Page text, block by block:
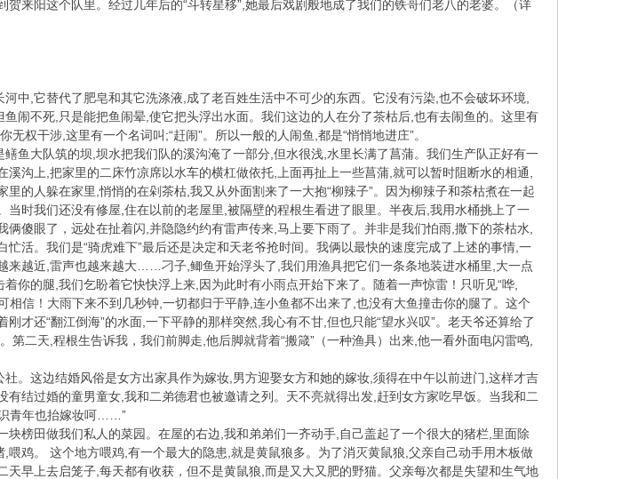
来阳这个队里。经过几年后的“斗转星移”,她最后戏剧般地成了我们的铁哥们老八的老婆。（详
中,它替代了肥皂和其它洗涤液,成了老百姓生活中不可少的东西。它没有污染,也不会破坏环境,
闹不死,只是能把鱼闹晕,使它把头浮出水面。我们这边的人在分了茶枯后,也有去闹鱼的。这里有
权干涉,这里有一个名词叫;“赶闹”。所以一般的人闹鱼,都是“悄悄地进庄”。
鱼大队筑的坝,坝水把我们队的溪沟淹了一部分,但水很浅,水里长满了菖蒲。我们生产队正好有一
沟上,把家里的二床竹凉席以水车的横杠做依托,上面再扯上一些菖蒲,就可以暂时阻断水的相通,
的人躲在家里,悄悄的在剁茶枯,我又从外面割来了一大抱“柳辣子”。因为柳辣子和茶枯煮在一起
时我们还没有修屋,住在以前的老屋里,被隔壁的程根生看进了眼里。半夜后,我用水桶挑上了一
傻眼了，远处在扯着闪,并隐隐约约有雷声传来,马上要下雨了。并非是我们怕雨,撒下的茶枯水,
活。我们是“骑虎难下”最后还是决定和天老爷抢时间。我俩以最快的速度完成了上述的事情,一
来越近,雷声也越来越大……刁子,鲫鱼开始浮头了,我们用渔具把它们一条条地装进水桶里,大一点
你的腿,我们乞盼着它快快浮上来,因为此时有小雨点开始下来了。随着一声惊雷！只听见“哗,
信！大雨下来不到几秒钟,一切都归于平静,连小鱼都不出来了,也没有大鱼撞击你的腿了。这个
才还“翻江倒海”的水面,一下平静的那样突然,我心有不甘,但也只能“望水兴叹”。老天爷还算给了
二天,程根生告诉我，我们前脚走,他后脚就背着“搬箴”（一种渔具）出来,他一看外面电闪雷鸣,
。这边结婚风俗是女方出家具作为嫁妆,男方迎娶女方和她的嫁妆,须得在中午以前进门,这样才吉
结过婚的童男童女,我和二弟德君也被邀请之列。天不亮就得出发,赶到女方家吃早饭。当我和二
青年也抬嫁妆呵……”
榜田做我们私人的菜园。在屋的右边,我和弟弟们一齐动手,自己盖起了一个很大的猪栏,里面除
鸡。 这个地方喂鸡,有一个最大的隐患,就是黄鼠狼多。为了消灭黄鼠狼,父亲自己动手用木板做
早上去启笼子,每天都有收获，但不是黄鼠狼,而是又大又肥的野猫。父亲每次都是失望和生气地